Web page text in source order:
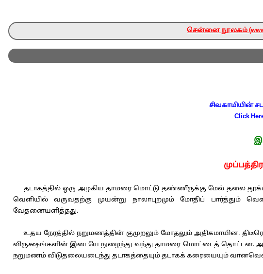
சென்னை நூலகம்
சிவகாமியின்
Click
தடாகத்தில் ஒரு அழகிய தாமரை மொட்டு தண்ணீருக்கு மேல் தலை
வெளியில் வருவதற்கு முயன்று நாலாபுறமும் மோதிப் பார்த்தும்
வேதனையளித்தது.
உதய நேரத்தில் நறுமணத்தின் குமுறலும் மோதலும் அதிகமாயின.
விருக்ஷங்களின் இடையே நுழைந்து வந்து தாமரை மொட்டைத் தொட்டன.
நறுமணம் விடுதலையடைந்து தடாகத்தையும் தடாகக் கரையையும்